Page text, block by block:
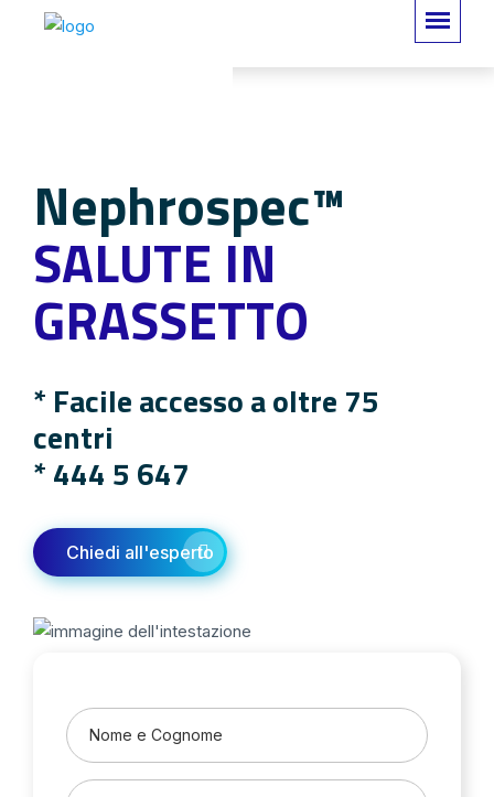
Nephrospec™
SALUTE IN
GRASSETTO
* Facile accesso a oltre 75
centri
*444 5 647
Chiedi all'esperto